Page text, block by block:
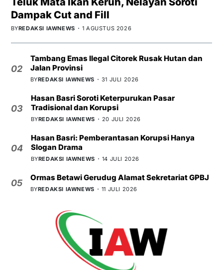
Dampak Cut and Fill
BYREDAKSI IAWNEWS 1 AGUSTUS 2026
02
Tambang Emas Ilegal Citorek Rusak Hutan dan
Jalan Provinsi
BYREDAKSI IAWNEWS 31 JULI 2026
03
Hasan Basri Soroti Keterpurukan Pasar
Tradisional dan Korupsi
BYREDAKSI IAWNEWS 20 JULI 2026
04
Hasan Basri: Pemberantasan Korupsi Hanya
Slogan Drama
BYREDAKSI IAWNEWS 14 JULI 2026
05
Ormas Betawi Gerudug Alamat Sekretariat GPBJ
BYREDAKSI IAWNEWS 11 JULI 2026